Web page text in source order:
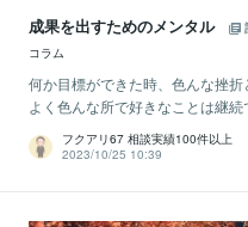
成果を出すためのメンタル
コラム
何か目標ができた時、色んな挫折
よく色んな所で好きなことは継
フクアリ67 相談実績100件以上
2023/10/25 10:39